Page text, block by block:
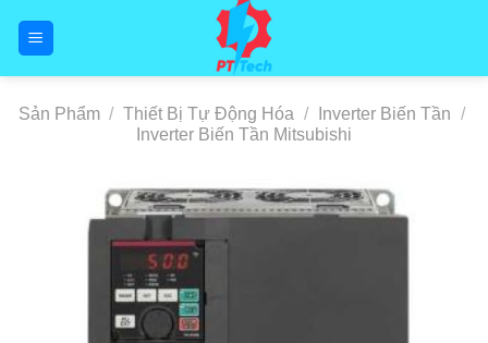
Sản Phẩm / Thiết Bị Tự Động Hóa / Inverter Biến Tần /
Inverter Biến Tần Mitsubishi